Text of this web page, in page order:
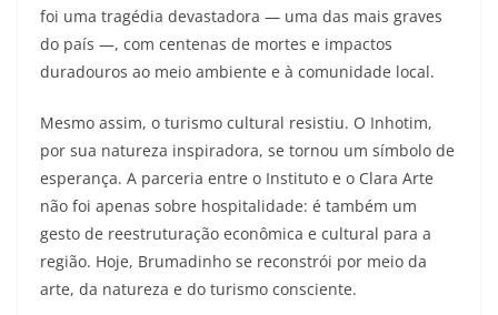
foi uma tragédia devastadora — uma das mais graves
do país —, com centenas de mortes e impactos
duradouros ao meio ambiente e à comunidade local.
Mesmo assim, o turismo cultural resistiu. O Inhotim,
por sua natureza inspiradora, se tornou um símbolo de
esperança. A parceria entre o Instituto e o Clara Arte
não foi apenas sobre hospitalidade: é também um
gesto de reestruturação econômica e cultural para a
região. Hoje, Brumadinho se reconstrói por meio da
arte, da natureza e do turismo consciente.